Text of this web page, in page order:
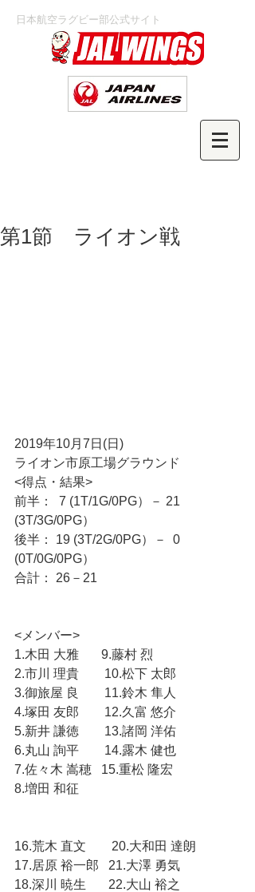
日本航空ラグビー部公式サイト
第1節 ライオン戦
2019年10月7日(日)
ライオン市原工場グラウンド
<得点・結果>
前半：  7 (1T/1G/0PG）－ 21
(3T/3G/0PG）
後半： 19 (3T/2G/0PG）－  0
(0T/0G/0PG）
合計： 26－21
<メンバー>
1.木田 大雅  　 9.藤村 烈
2.市川 理貴　　10.松下 太郎
3.御旅屋 良　　11.鈴木 隼人
4.塚田 友郎　　12.久富 悠介
5.新井 謙徳　　13.諸岡 洋佑
6.丸山 詢平　　14.露木 健也
7.佐々木 嵩穂   15.重松 隆宏
8.増田 和征
16.荒木 直文　　20.大和田 達朗
17.居原 裕一郎   21.大澤 勇気
18.深川 暁生　   22.大山 裕之